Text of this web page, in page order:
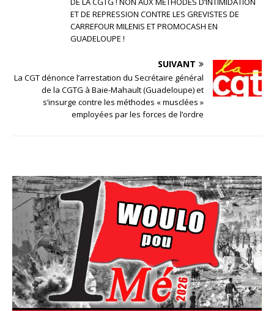
ET DE REPRESSION CONTRE LES GREVISTES DE
CARREFOUR MILENIS ET PROMOCASH EN
GUADELOUPE !
SUIVANT
La CGT dénonce l’arrestation du Secrétaire général
de la CGTG à Baie-Mahault (Guadeloupe) et
s’insurge contre les méthodes « musclées »
employées par les forces de l’ordre